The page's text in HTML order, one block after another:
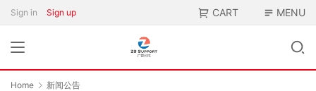
Sign in Sign up CART MENU
Home 新闻公告